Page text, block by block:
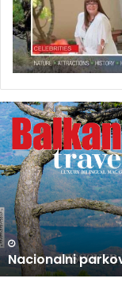
U
P
R
O
D
A
J
I
N
O
V
U PRODAJI NOVI